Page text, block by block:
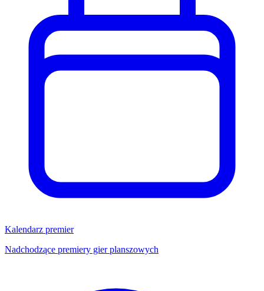
Kalendarz premier
Nadchodzące premiery gier planszowych